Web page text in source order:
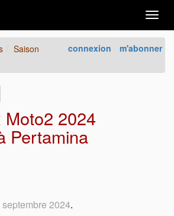
connexion m'abonner
Saison
2024
Pertamina
2024.